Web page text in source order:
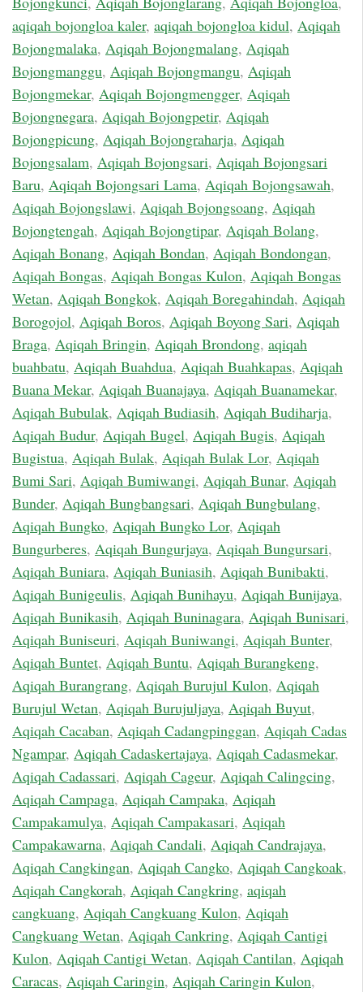
aqiqah bojongloa kaler, aqiqah bojongloa kidul, Aqiqah
Bojongmalaka, Aqiqah Bojongmalang, Aqiqah
Bojongmanggu, Aqiqah Bojongmangu, Aqiqah
Bojongmekar, Aqiqah Bojongmengger, Aqiqah
Bojongnegara, Aqiqah Bojongpetir, Aqiqah
Bojongpicung, Aqiqah Bojongraharja, Aqiqah
Bojongsalam, Aqiqah Bojongsari, Aqiqah Bojongsari
Baru, Aqiqah Bojongsari Lama, Aqiqah Bojongsawah,
Aqiqah Bojongslawi, Aqiqah Bojongsoang, Aqiqah
Bojongtengah, Aqiqah Bojongtipar, Aqiqah Bolang,
Aqiqah Bonang, Aqiqah Bondan, Aqiqah Bondongan,
Aqiqah Bongas, Aqiqah Bongas Kulon, Aqiqah Bongas
Wetan, Aqiqah Bongkok, Aqiqah Boregahindah, Aqiqah
Borogojol, Aqiqah Boros, Aqiqah Boyong Sari, Aqiqah
Braga, Aqiqah Bringin, Aqiqah Brondong, aqiqah
buahbatu, Aqiqah Buahdua, Aqiqah Buahkapas, Aqiqah
Buana Mekar, Aqiqah Buanajaya, Aqiqah Buanamekar,
Aqiqah Bubulak, Aqiqah Budiasih, Aqiqah Budiharja,
Aqiqah Budur, Aqiqah Bugel, Aqiqah Bugis, Aqiqah
Bugistua, Aqiqah Bulak, Aqiqah Bulak Lor, Aqiqah
Bumi Sari, Aqiqah Bumiwangi, Aqiqah Bunar, Aqiqah
Bunder, Aqiqah Bungbangsari, Aqiqah Bungbulang,
Aqiqah Bungko, Aqiqah Bungko Lor, Aqiqah
Bungurberes, Aqiqah Bungurjaya, Aqiqah Bungursari,
Aqiqah Buniara, Aqiqah Buniasih, Aqiqah Bunibakti,
Aqiqah Bunigeulis, Aqiqah Bunihayu, Aqiqah Bunijaya,
Aqiqah Bunikasih, Aqiqah Buninagara, Aqiqah Bunisari,
Aqiqah Buniseuri, Aqiqah Buniwangi, Aqiqah Bunter,
Aqiqah Buntet, Aqiqah Buntu, Aqiqah Burangkeng,
Aqiqah Burangrang, Aqiqah Burujul Kulon, Aqiqah
Burujul Wetan, Aqiqah Burujuljaya, Aqiqah Buyut,
Aqiqah Cacaban, Aqiqah Cadangpinggan, Aqiqah Cadas
Ngampar, Aqiqah Cadaskertajaya, Aqiqah Cadasmekar,
Aqiqah Cadassari, Aqiqah Cageur, Aqiqah Calingcing,
Aqiqah Campaga, Aqiqah Campaka, Aqiqah
Campakamulya, Aqiqah Campakasari, Aqiqah
Campakawarna, Aqiqah Candali, Aqiqah Candrajaya,
Aqiqah Cangkingan, Aqiqah Cangko, Aqiqah Cangkoak,
Aqiqah Cangkorah, Aqiqah Cangkring, aqiqah
cangkuang, Aqiqah Cangkuang Kulon, Aqiqah
Cangkuang Wetan, Aqiqah Cankring, Aqiqah Cantigi
Kulon, Aqiqah Cantigi Wetan, Aqiqah Cantilan, Aqiqah
Caracas, Aqiqah Caringin, Aqiqah Caringin Kulon,